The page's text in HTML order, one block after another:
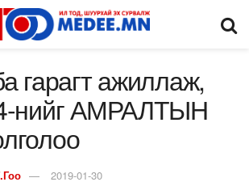
гарагт ажиллаж,
нийг АМРАЛТЫН
2019-01-30